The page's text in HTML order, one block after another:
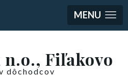
MENU
n.o., Fiľakovo
dôchodcov